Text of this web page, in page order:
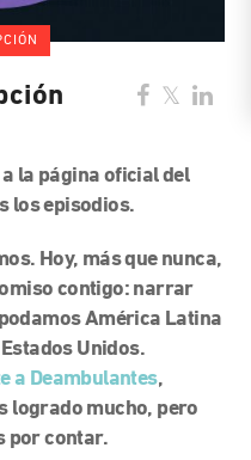
la página oficial del
los episodios.
Hoy, más que nunca,
contigo: narrar
América Latina
Unidos.
a Deambulantes,
logrado mucho, pero
por contar.